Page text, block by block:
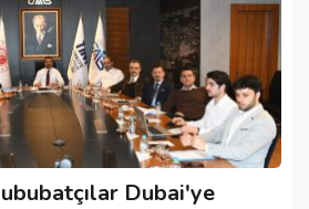
Dubai'ye